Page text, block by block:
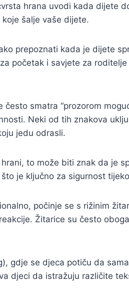
hrana uvodi kada dijete
šalje vaše dijete.
prepoznati kada je dijete
početak i savjete za
smatra “prozorom
Neki od tih znakova
jedu odrasli.
to može biti znak da je
je ključno za sigurnost
počinje se s rižinim
Žitarice su često
gdje se djeca potiču da
djeci da istražuju različite